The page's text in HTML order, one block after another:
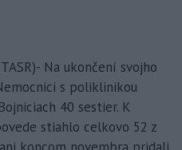
Na ukončení svojho
s poliklinikou
40 sestier. K
stiahlo celkovo 52 z